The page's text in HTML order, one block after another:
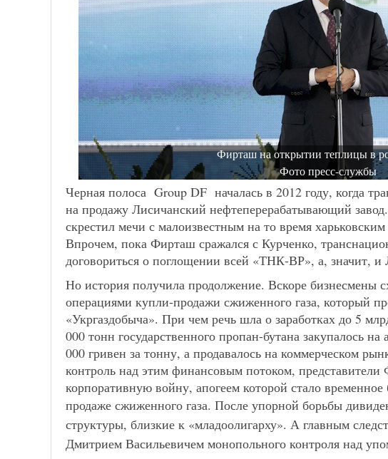
Фирташ на открытии теплицы в
Фото пресс-службы
Черная полоса Group DF началась в 2012 году, когда
на продажу Лисичанский нефтеперерабатывающий
скрестил мечи с малоизвестным на то время
Впрочем, пока Фирташ сражался с Курченко,
договориться о поглощении всей «ТНК-ВР», а, значит,
Но история получила продолжение. Вскоре бизнесмены
операциями купли-продажи сжиженного газа, который
«Укргаздобыча». При чем речь шла о заработках до 5
000 тонн государственного пропан-бутана закупалось
000 гривен за тонну, а продавалось на коммерческом
контроль над этим финансовым потоком,
корпоративную войну, апогеем которой стало
продаже сжиженного газа. После упорной борьбы
структуры, близкие к «младоолигарху». А главным
Дмитрием Васильевичем монопольного контроля над